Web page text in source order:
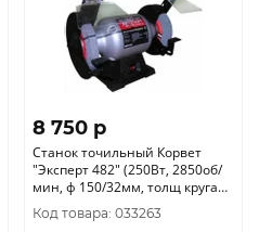
8 750 p
Станок точильный Корвет
"Эксперт 482" (250Вт, 2850об/
мин, ф 150/32мм, толщ круга
20мм ) Энкор 94820
Код товара: 033263